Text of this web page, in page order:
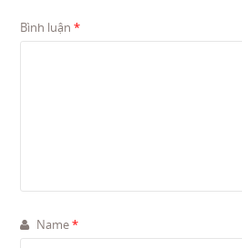
Bình luận*
Name*